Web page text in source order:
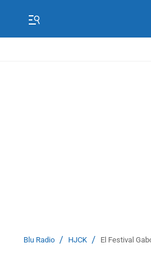
Blu Radio / HJCK / El Festival